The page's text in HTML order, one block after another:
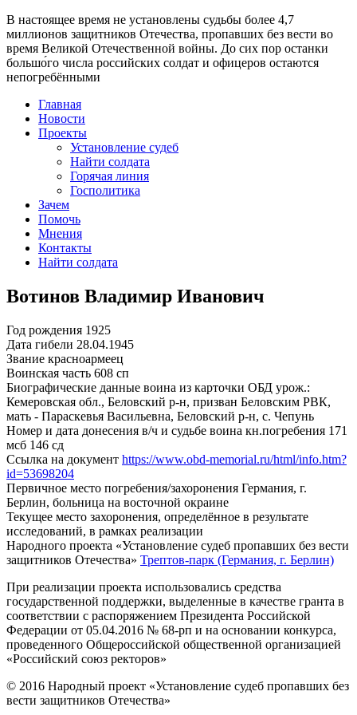
В настоящее время не установлены судьбы более 4,7
миллионов защитников Отечества, пропавших без вести во
время Великой Отечественной войны. До сих пор останки
большо́го числа российских солдат и офицеров остаются
непогребёнными
Главная
Новости
Проекты
Установление судеб
Найти солдата
Горячая линия
Госполитика
Зачем
Помочь
Мнения
Контакты
Найти солдата
Вотинов Владимир Иванович
Год рождения 1925
Дата гибели 28.04.1945
Звание красноармеец
Воинская часть 608 сп
Биографические данные воина из карточки ОБД урож.:
Кемеровская обл., Беловский р-н, призван Беловским РВК,
мать - Параскевья Васильевна, Беловский р-н, с. Чепунь
Номер и дата донесения в/ч и судьбе воина кн.погребения 171
мсб 146 сд
Ссылка на документ https://www.obd-memorial.ru/html/info.htm?
id=53698204
Первичное место погребения/захоронения Германия, г.
Берлин, больница на восточной окраине
Текущее место захоронения, определённое в результате
исследований, в рамках реализации
Народного проекта «Установление судеб пропавших без вести
защитников Отечества» Трептов-парк (Германия, г. Берлин)
При реализации проекта использовались средства
государственной поддержки, выделенные в качестве гранта в
соответствии с распоряжением Президента Российской
Федерации от 05.04.2016 № 68-рп и на основании конкурса,
проведенного Общероссийской общественной организацией
«Российский союз ректоров»
© 2016 Народный проект «Установление судеб пропавших без
вести защитников Отечества»